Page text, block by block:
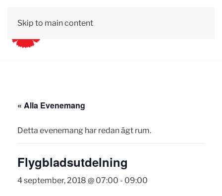
Skip to main content
« Alla Evenemang
Detta evenemang har redan ägt rum.
Flygbladsutdelning
4 september, 2018 @ 07:00 - 09:00